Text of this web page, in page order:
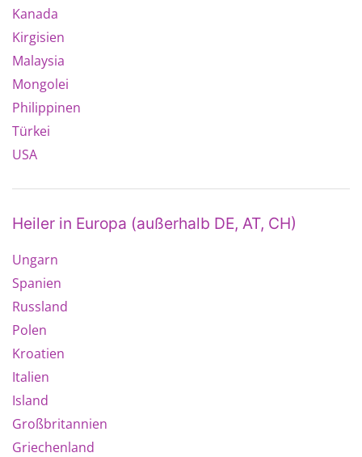
Kanada
Kirgisien
Malaysia
Mongolei
Philippinen
Türkei
USA
Heiler in Europa (außerhalb DE, AT, CH)
Ungarn
Spanien
Russland
Polen
Kroatien
Italien
Island
Großbritannien
Griechenland